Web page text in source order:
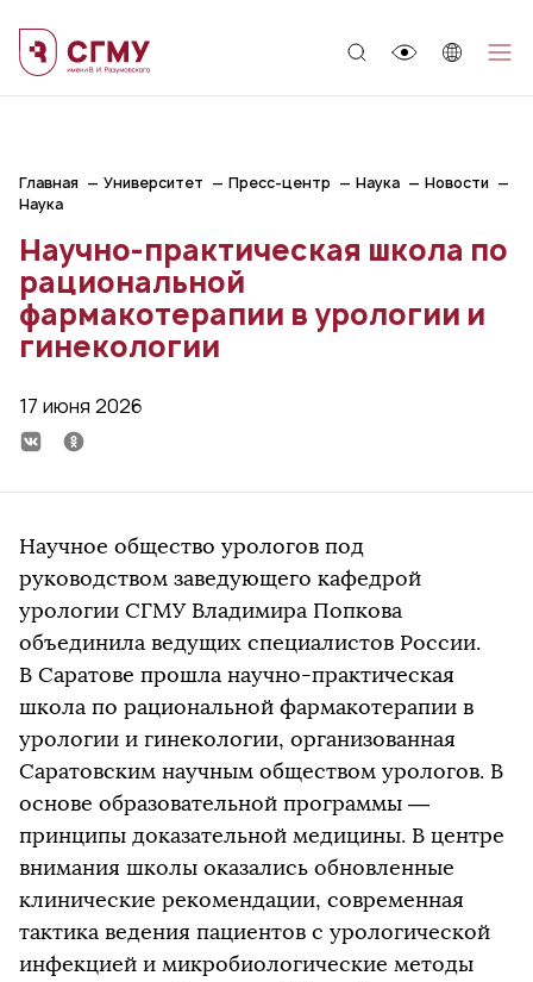
Главная Университет Пресс-центр Наука
Новости
Наука
Научно-практическая школа по
рациональной
фармакотерапии в урологии и
гинекологии
17 июня 2026
Научное общество урологов под
руководством заведующего кафедрой
урологии СГМУ Владимира Попкова
объединила ведущих специалистов России.
В Саратове прошла научно-практическая
школа по рациональной фармакотерапии в
урологии и гинекологии, организованная
Саратовским научным обществом урологов. В
основе образовательной программы —
принципы доказательной медицины. В центре
внимания школы оказались обновленные
клинические рекомендации, современная
тактика ведения пациентов с урологической
инфекцией и микробиологические методы